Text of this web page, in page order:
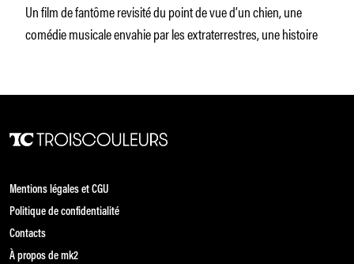
Un film de fantôme revisité du point de vue d’un chien, une
comédie musicale envahie par les extraterrestres, une histoire
Mentions légales et CGU
Politique de confidentialité
Contacts
À propos de mk2